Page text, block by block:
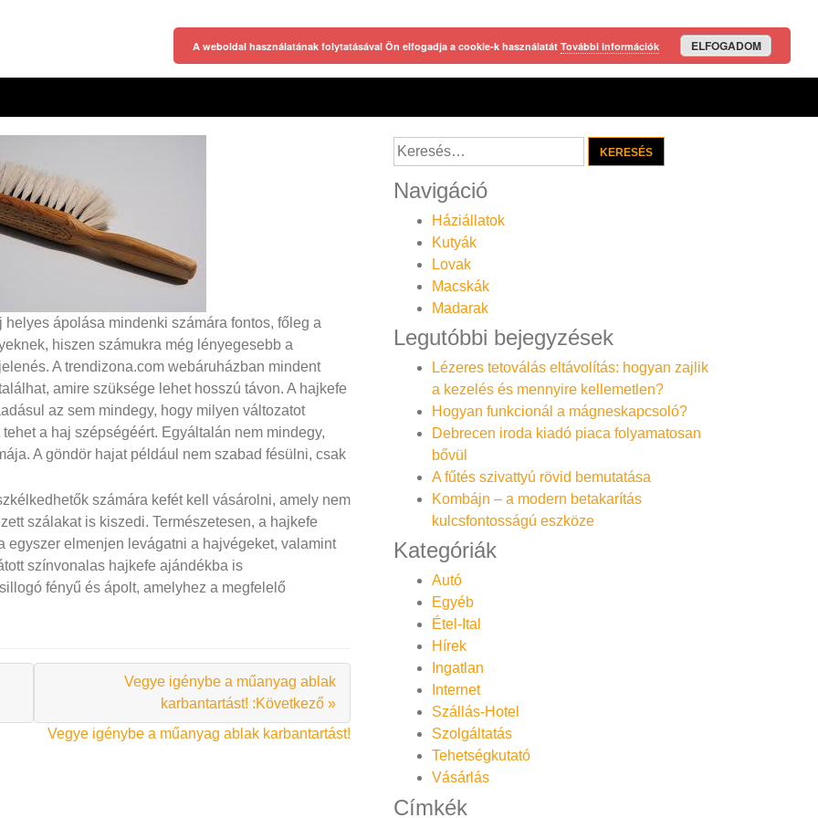
helyes ápolása mindenki számára fontos, főleg a
hiszen számukra még lényegesebb a
A trendizona.com webáruházban mindent
amire szüksége lehet hosszú távon. A hajkefe
az sem mindegy, hogy milyen változatot
a haj szépségéért. Egyáltalán nem mindegy,
A göndör hajat például nem szabad fésülni, csak
számára kefét kell vásárolni, amely nem
szálakat is kiszedi. Természetesen, a hajkefe
egyszer elmenjen levágatni a hajvégeket, valamint
színvonalas hajkefe ajándékba is
fényű és ápolt, amelyhez a megfelelő
Vegye igénybe a műanyag ablak
karbantartást! :Következő »
Vegye igénybe a műanyag ablak karbantartást!
Keresés:
Navigáció
Háziállatok
Kutyák
Lovak
Macskák
Madarak
Legutóbbi bejegyzések
Lézeres tetoválás eltávolítás: hogyan zajlik
a kezelés és mennyire kellemetlen?
Hogyan funkcionál a mágneskapcsoló?
Debrecen iroda kiadó piaca folyamatosan
bővül
A fűtés szivattyú rövid bemutatása
Kombájn – a modern betakarítás
kulcsfontosságú eszköze
Kategóriák
Autó
Egyéb
Étel-Ital
Hírek
Ingatlan
Internet
Szállás-Hotel
Szolgáltatás
Tehetségkutató
Vásárlás
Címkék
A weboldal használatának folytatásával Ön elfogadja a cookie-k használatát További információk ELFOGADOM